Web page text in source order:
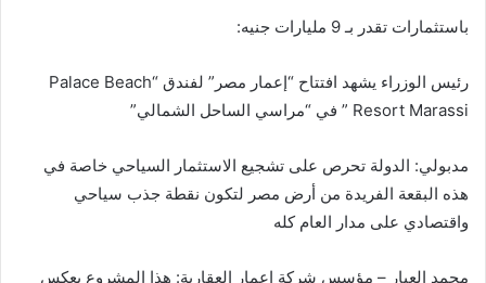
باستثمارات تقدر بـ 9 مليارات جنيه:
رئيس الوزراء يشهد افتتاح “إعمار مصر” لفندق “Palace Beach
Resort Marassi ” في “مراسي الساحل الشمالي”
مدبولي: الدولة تحرص على تشجيع الاستثمار السياحي خاصة في
هذه البقعة الفريدة من أرض مصر لتكون نقطة جذب سياحي
واقتصادي على مدار العام كله
محمد العبار – مؤسس شركة إعمار العقارية: هذا المشروع يعكس